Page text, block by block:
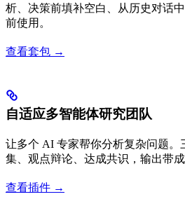
析、决策前填补空白、从历史对话
前使用。
查看套包 →
自适应多智能体研究团队
让多个 AI 专家帮你分析复杂问题
集、观点辩论、达成共识，输出带
查看插件 →